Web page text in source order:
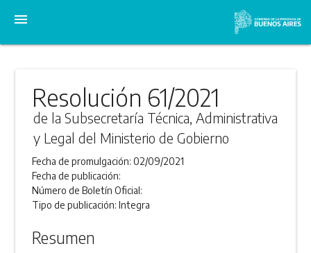
menu
Resolución 61/2021
de la Subsecretaría Técnica, Administrativa
y Legal del Ministerio de Gobierno
Fecha de promulgación:02/09/2021
Fecha de publicación:
Número de Boletín Oficial:
Tipo de publicación:Integra
Resumen